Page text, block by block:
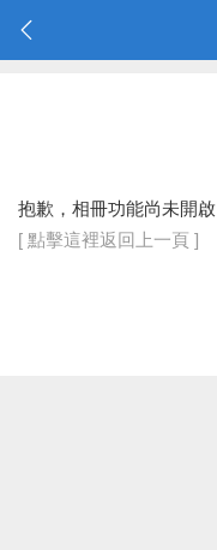
抱歉，相冊功能尚未開啟
[ 點擊這裡返回上一頁 ]